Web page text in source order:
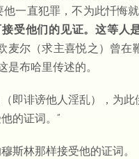
一直犯罪，不为此忏悔
接受他们的见证。这等人
尔（求主喜悦之）曾在
是布哈里传述的。
即诽谤他人淫乱），为此
的证词。”
斯林那样接受他的证词。